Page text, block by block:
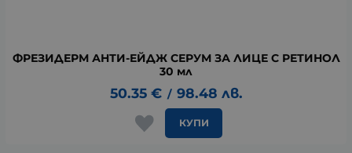
ФРЕЗИДЕРМ АНТИ-ЕЙДЖ СЕРУМ ЗА ЛИЦЕ С РЕТИНОЛ
30 мл
50.35 € / 98.48 лв.
КУПИ